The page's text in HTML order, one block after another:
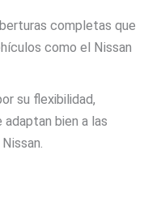
completas que
como el Nissan
su flexibilidad,
bien a las